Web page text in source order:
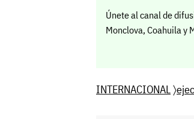
Únete al canal de
Monclova, Coahuila y
INTERNACIONAL〉